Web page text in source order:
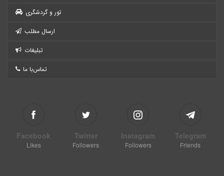
تور و گردشگری
ارسال مطلب
تبلیغات
تماس‌با ما
Facebook
Likes
Twitter
Followers
Instagram
Followers
Telegram
Friends